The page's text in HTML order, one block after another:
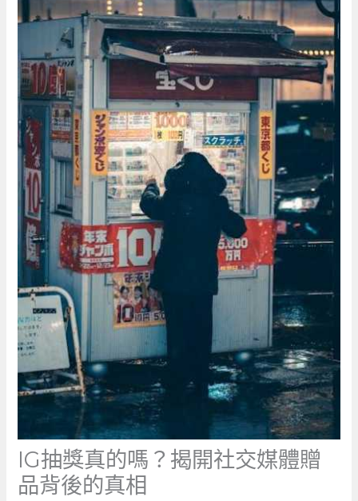
IG抽獎真的嗎？揭開社交媒體贈
品背後的真相